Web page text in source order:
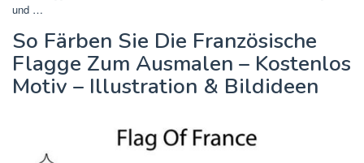
und …
So Färben Sie Die Französische
Flagge Zum Ausmalen – Kostenlos
Motiv – Illustration & Bildideen